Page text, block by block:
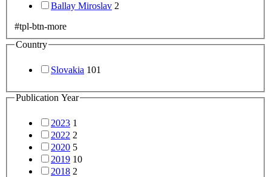
Ballay Miroslav 2
#tpl-btn-more
Country
Slovakia 101
Publication Year
2023 1
2022 2
2020 5
2019 10
2018 2